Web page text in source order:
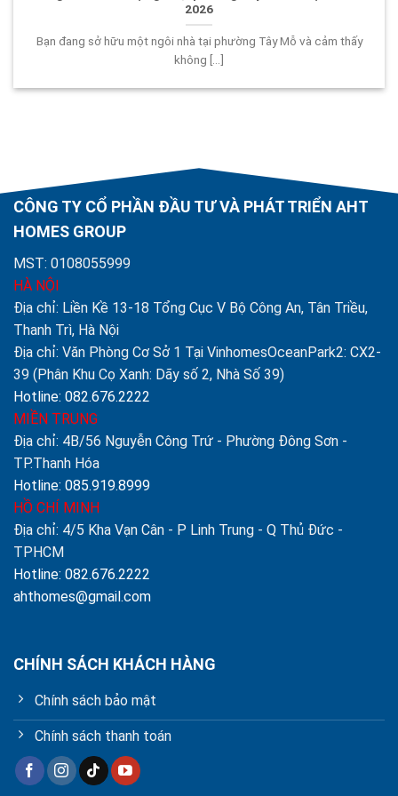
2026
Bạn đang sở hữu một ngôi nhà tại phường Tây Mỗ và cảm thấy
không [...]
CÔNG TY CỔ PHẦN ĐẦU TƯ VÀ PHÁT TRIỂN AHT
HOMES GROUP
MST: 0108055999
HÀ NỘI
Địa chỉ: Liền Kề 13-18 Tổng Cục V Bộ Công An, Tân Triều,
Thanh Trì, Hà Nội
Địa chỉ: Văn Phòng Cơ Sở 1 Tại VinhomesOceanPark2: CX2-
39 (Phân Khu Cọ Xanh: Dãy số 2, Nhà Số 39)
Hotline: 082.676.2222
MIỀN TRUNG
Địa chỉ: 4B/56 Nguyễn Công Trứ - Phường Đông Sơn -
TP.Thanh Hóa
Hotline: 085.919.8999
HỒ CHÍ MINH
Địa chỉ: 4/5 Kha Vạn Cân - P Linh Trung - Q Thủ Đức -
TPHCM
Hotline: 082.676.2222
ahthomes@gmail.com
CHÍNH SÁCH KHÁCH HÀNG
Chính sách bảo mật
Chính sách thanh toán